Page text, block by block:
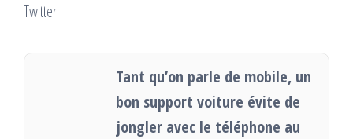
Twitter :
Tant qu’on parle de mobile, un
bon support voiture évite de
jongler avec le téléphone au